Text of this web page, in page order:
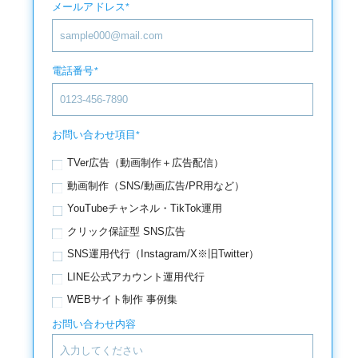
メールアドレス*
電話番号*
お問い合わせ項目*
TVer広告（動画制作＋広告配信）
動画制作（SNS/動画広告/PR用など）
YouTubeチャンネル・TikTok運用
クリック保証型 SNS広告
SNS運用代行（Instagram/X※旧Twitter）
LINE公式アカウント運用代行
WEBサイト制作 事例集
お問い合わせ内容